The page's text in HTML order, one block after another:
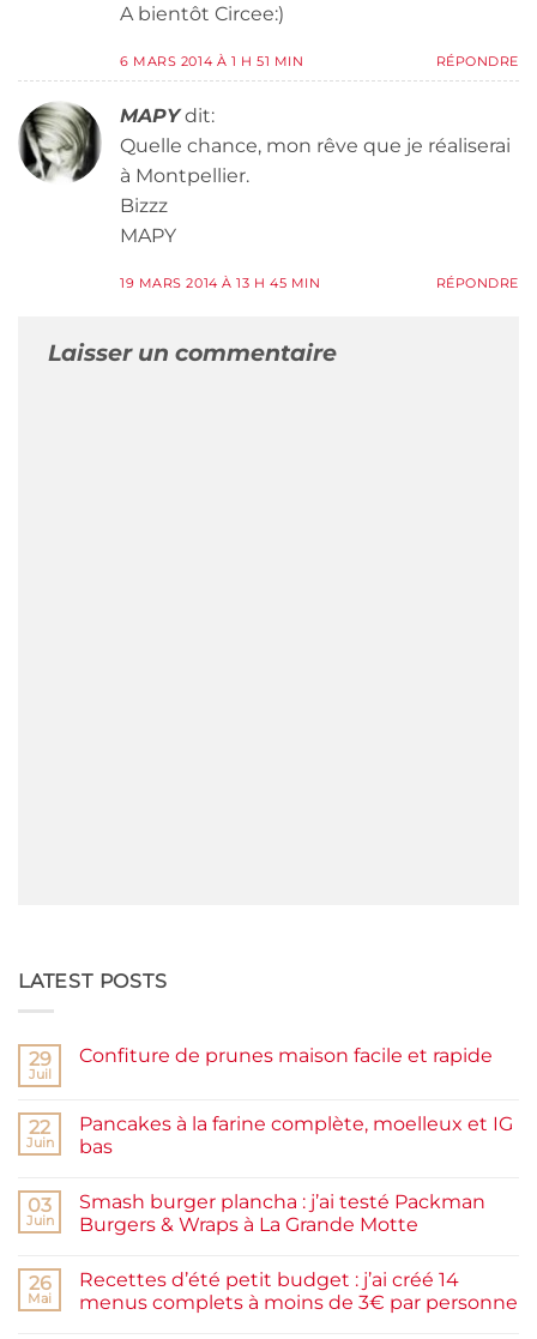
A bientôt Circee:)
6 MARS 2014 À 1 H 51 MIN RÉPONDRE
MAPY dit:
Quelle chance, mon rêve que je réaliserai
à Montpellier.
Bizzz
MAPY
19 MARS 2014 À 13 H 45 MIN RÉPONDRE
Laisser un commentaire
LATEST POSTS
29
Juil
Confiture de prunes maison facile et rapide
Confiture
de
prunes
et
rapide
22
Juin
Pancakes à la farine complète, moelleux et IG
bas
sur
Pancakes
à
complète,
et
03
Juin
Smash burger plancha : j’ai testé Packman
Burgers & Wraps à La Grande Motte
sur
burger
26
Mai
Recettes d’été petit budget : j’ai créé 14
menus complets à moins de 3€ par personne